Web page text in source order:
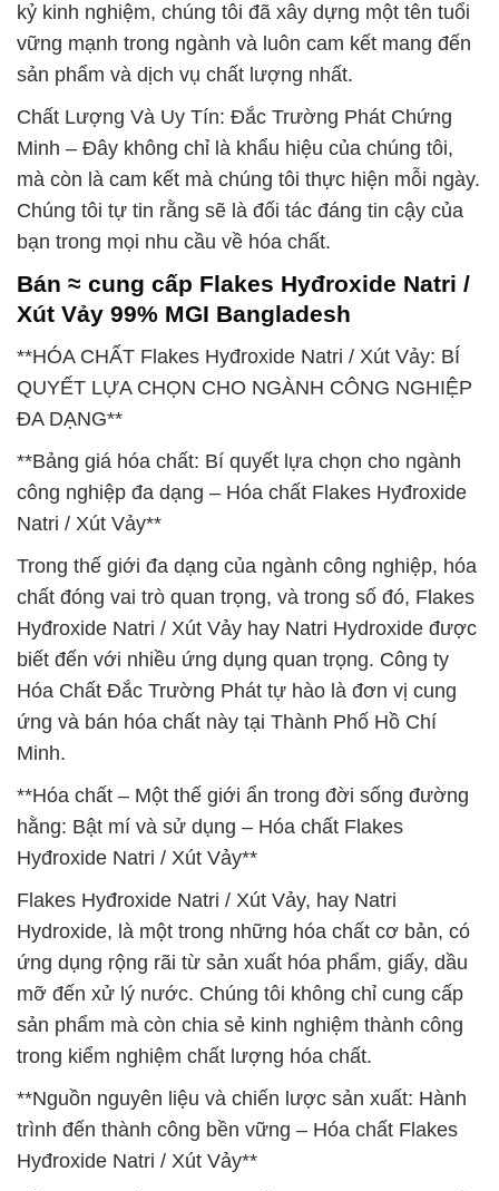
kỷ kinh nghiệm, chúng tôi đã xây dựng một tên tuổi
vững mạnh trong ngành và luôn cam kết mang đến
sản phẩm và dịch vụ chất lượng nhất.
Chất Lượng Và Uy Tín: Đắc Trường Phát Chứng
Minh – Đây không chỉ là khẩu hiệu của chúng tôi,
mà còn là cam kết mà chúng tôi thực hiện mỗi ngày.
Chúng tôi tự tin rằng sẽ là đối tác đáng tin cậy của
bạn trong mọi nhu cầu về hóa chất.
Bán ≈ cung cấp Flakes Hyđroxide Natri /
Xút Vảy 99% MGI Bangladesh
**HÓA CHẤT Flakes Hyđroxide Natri / Xút Vảy: BÍ
QUYẾT LỰA CHỌN CHO NGÀNH CÔNG NGHIỆP
ĐA DẠNG**
**Bảng giá hóa chất: Bí quyết lựa chọn cho ngành
công nghiệp đa dạng – Hóa chất Flakes Hyđroxide
Natri / Xút Vảy**
Trong thế giới đa dạng của ngành công nghiệp, hóa
chất đóng vai trò quan trọng, và trong số đó, Flakes
Hyđroxide Natri / Xút Vảy hay Natri Hydroxide được
biết đến với nhiều ứng dụng quan trọng. Công ty
Hóa Chất Đắc Trường Phát tự hào là đơn vị cung
ứng và bán hóa chất này tại Thành Phố Hồ Chí
Minh.
**Hóa chất – Một thế giới ẩn trong đời sống đường
hằng: Bật mí và sử dụng – Hóa chất Flakes
Hyđroxide Natri / Xút Vảy**
Flakes Hyđroxide Natri / Xút Vảy, hay Natri
Hydroxide, là một trong những hóa chất cơ bản, có
ứng dụng rộng rãi từ sản xuất hóa phẩm, giấy, dầu
mỡ đến xử lý nước. Chúng tôi không chỉ cung cấp
sản phẩm mà còn chia sẻ kinh nghiệm thành công
trong kiểm nghiệm chất lượng hóa chất.
**Nguồn nguyên liệu và chiến lược sản xuất: Hành
trình đến thành công bền vững – Hóa chất Flakes
Hyđroxide Natri / Xút Vảy**